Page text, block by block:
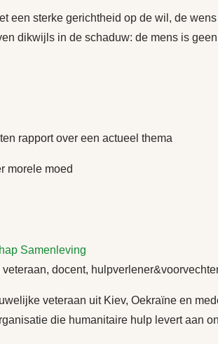
een sterke gerichtheid op de wil, de
dikwijls in de schaduw: de mens is
rapport over een actueel thema
morele moed
Samenleving
docent,
veteraan uit Kiev, Oekraïne en
die humanitaire hulp levert aan